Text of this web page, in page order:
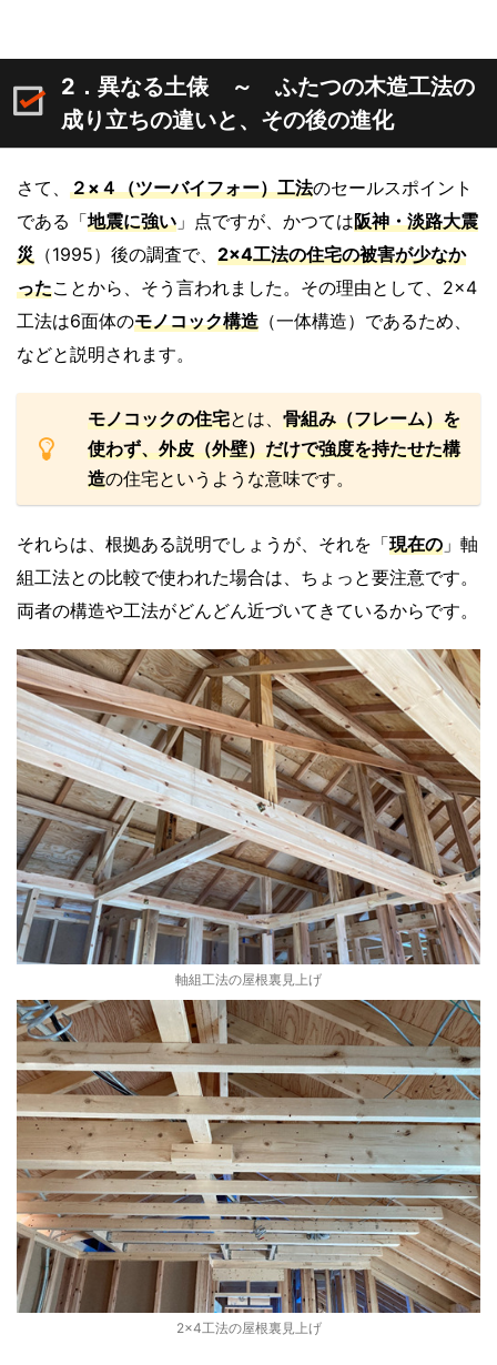
2．異なる土俵 ～ ふたつの木造工法の
成り立ちの違いと、その後の進化
さて、 ２×４（ツーバイフォー）工法のセールスポイント
である「地震に強い 」点ですが、かつては阪神・淡路大震
災 （1995）後の調査で、 2×4工法の住宅の被害が少なか
ったことから、そう言われました。その理由として、2×4
工法は6面体のモノコック構造 （一体構造）であるため、
などと説明されます。
モノコックの住宅とは、 骨組み（フレーム）を
使わず、外皮（外壁）だけで強度を持たせた構
造の住宅というような意味です。
それらは、根拠ある説明でしょうが、それを「現在の 」軸
組工法との比較で使われた場合は、ちょっと要注意です。
両者の構造や工法がどんどん近づいてきているからです。
軸組工法の屋根裏見上げ
2×4工法の屋根裏見上げ